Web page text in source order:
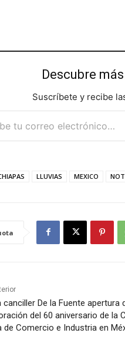
Descubre
Suscríbete y recibe
LLUVIAS MEXICO
canciller De la Fuente apertura
del 60 aniversario de la
de Comercio e Industria en